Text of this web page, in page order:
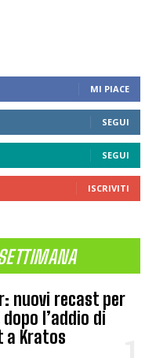
MI PIACE
SEGUI
SEGUI
ISCRIVITI
nuovi recast per
dopo l’addio di
a Kratos